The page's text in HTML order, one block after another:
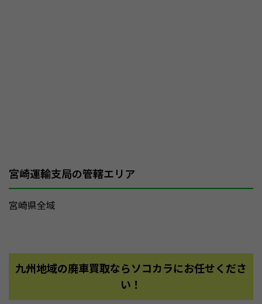
宮崎運輸支局の管轄エリア
宮崎県全域
九州地域の廃車買取ならソコカラにお任せくださ
い！